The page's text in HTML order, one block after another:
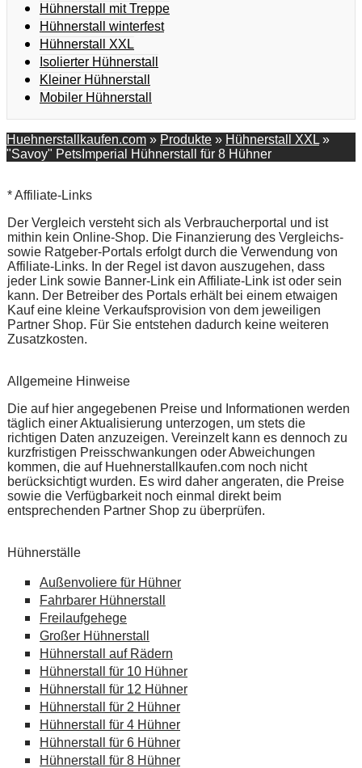
Hühnerstall mit Treppe
Hühnerstall winterfest
Hühnerstall XXL
Isolierter Hühnerstall
Kleiner Hühnerstall
Mobiler Hühnerstall
Huehnerstallkaufen.com » Produkte » Hühnerstall XXL »
"Savoy" PetsImperial Hühnerstall für 8 Hühner
* Affiliate-Links
Der Vergleich versteht sich als Verbraucherportal und ist
mithin kein Online-Shop. Die Finanzierung des Vergleichs-
sowie Ratgeber-Portals erfolgt durch die Verwendung von
Affiliate-Links. In der Regel ist davon auszugehen, dass
jeder Link sowie Banner-Link ein Affiliate-Link ist oder sein
kann. Der Betreiber des Portals erhält bei einem etwaigen
Kauf eine kleine Verkaufsprovision von dem jeweiligen
Partner Shop. Für Sie entstehen dadurch keine weiteren
Zusatzkosten.
Allgemeine Hinweise
Die auf hier angegebenen Preise und Informationen werden
täglich einer Aktualisierung unterzogen, um stets die
richtigen Daten anzuzeigen. Vereinzelt kann es dennoch zu
kurzfristigen Preisschwankungen oder Abweichungen
kommen, die auf Huehnerstallkaufen.com noch nicht
berücksichtigt wurden. Es wird daher angeraten, die Preise
sowie die Verfügbarkeit noch einmal direkt beim
entsprechenden Partner Shop zu überprüfen.
Hühnerställe
Außenvoliere für Hühner
Fahrbarer Hühnerstall
Freilaufgehege
Großer Hühnerstall
Hühnerstall auf Rädern
Hühnerstall für 10 Hühner
Hühnerstall für 12 Hühner
Hühnerstall für 2 Hühner
Hühnerstall für 4 Hühner
Hühnerstall für 6 Hühner
Hühnerstall für 8 Hühner